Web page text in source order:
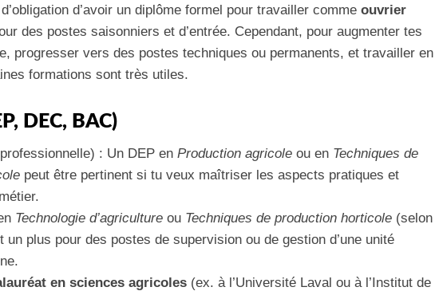
d’avoir un diplôme formel pour travailler comme ouvrier
des postes saisonniers et d’entrée. Cependant, pour augmenter tes
progresser vers des postes techniques ou permanents, et travailler en
formations sont très utiles.
DEC, BAC)
: Un DEP en Production agricole ou en Techniques de
peut être pertinent si tu veux maîtriser les aspects pratiques et
Technologie d’agriculture ou Techniques de production horticole (selon
un plus pour des postes de supervision ou de gestion d’une unité
en sciences agricoles (ex. à l’Université Laval ou à l’Institut de